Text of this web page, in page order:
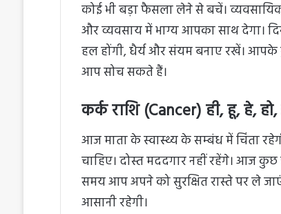
कोई भी बड़ा फैसला लेने से बचें।
और व्यवसाय में भाग्य आपका साथ देगा।
हल होंगी, धैर्य और संयम बनाए रखें।
आप सोच सकते हैं।
कर्क राशि (Cancer) ही, हू, हे, हो,
आज माता के स्वास्थ्य के सम्बंध में चिंता
चाहिए। दोस्त मददगार नहीं रहेंगे। आज
समय आप अपने को सुरक्षित रास्ते पर ले
आसानी रहेगी।